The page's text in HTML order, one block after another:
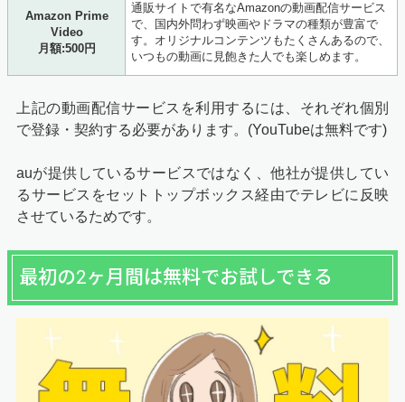
Amazon Prime
Video
月額:500円
通販サイトで有名なAmazonの動画配信サービス
で、国内外問わず映画やドラマの種類が豊富で
す。オリジナルコンテンツもたくさんあるので、
いつもの動画に見飽きた人でも楽しめます。
上記の動画配信サービスを利用するには、それぞれ個別
で登録・契約する必要があります。(YouTubeは無料です)
auが提供しているサービスではなく、他社が提供してい
るサービスをセットトップボックス経由でテレビに反映
させているためです。
最初の2ヶ月間は無料でお試しできる